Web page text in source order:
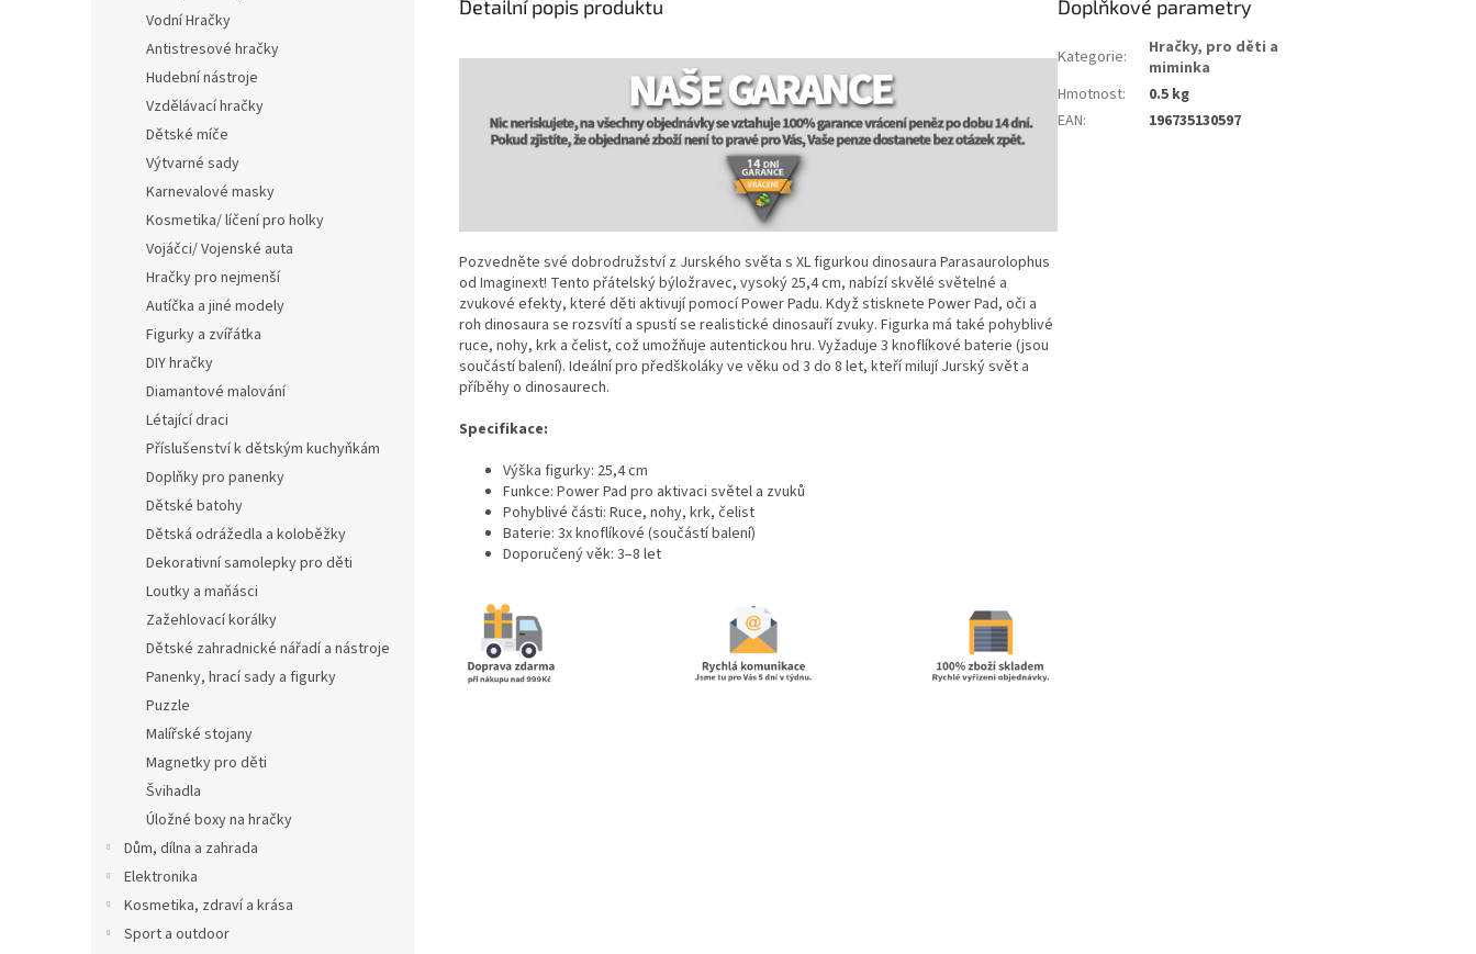
Vodní Hračky
Antistresové hračky
Hudební nástroje
Vzdělávací hračky
Dětské míče
Výtvarné sady
Karnevalové masky
Kosmetika/ líčení pro holky
Vojáčci/ Vojenské auta
Hračky pro nejmenší
Autíčka a jiné modely
Figurky a zvířátka
DIY hračky
Diamantové malování
Létající draci
Příslušenství k dětským kuchyňkám
Doplňky pro panenky
Dětské batohy
Dětská odrážedla a koloběžky
Dekorativní samolepky pro děti
Loutky a maňásci
Zažehlovací korálky
Dětské zahradnické nářadí a nástroje
Panenky, hrací sady a figurky
Puzzle
Malířské stojany
Magnetky pro děti
Švihadla
Úložné boxy na hračky
Dům, dílna a zahrada
Elektronika
Kosmetika, zdraví a krása
Sport a outdoor
Detailní popis produktu
Pozvedněte své dobrodružství z Jurského světa s XL figurkou dinosaura Parasaurolophus
od Imaginext! Tento přátelský býložravec, vysoký 25,4 cm, nabízí skvělé světelné a
zvukové efekty, které děti aktivují pomocí Power Padu. Když stisknete Power Pad, oči a
roh dinosaura se rozsvítí a spustí se realistické dinosauří zvuky. Figurka má také pohyblivé
ruce, nohy, krk a čelist, což umožňuje autentickou hru. Vyžaduje 3 knoflíkové baterie (jsou
součástí balení). Ideální pro předškoláky ve věku od 3 do 8 let, kteří milují Jurský svět a
příběhy o dinosaurech.
Specifikace:
Výška figurky: 25,4 cm
Funkce: Power Pad pro aktivaci světel a zvuků
Pohyblivé části: Ruce, nohy, krk, čelist
Baterie: 3x knoflíkové (součástí balení)
Doporučený věk: 3–8 let
Doplňkové parametry
Kategorie:
Hračky, pro děti a
miminka
Hmotnost:
0.5 kg
EAN: 196735130597